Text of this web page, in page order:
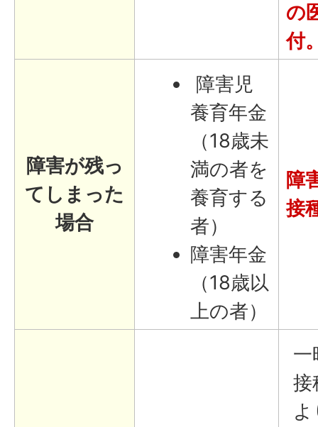
の
付
障害が残っ
てしまった
場合
障害児
養育年金
（18歳未
満の者を
養育する
者）
障害年金
（18歳以
上の者）
障
接
一
接